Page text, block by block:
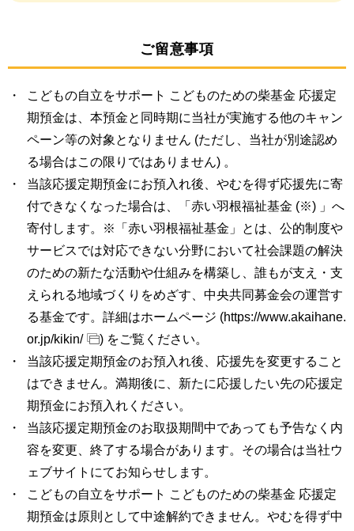
ご留意事項
こどもの自立をサポート こどものための柴基金 応援定
期預金は、本預金と同時期に当社が実施する他のキャン
ペーン等の対象となりません (ただし、当社が別途認め
る場合はこの限りではありません) 。
当該応援定期預金にお預入れ後、やむを得ず応援先に寄
付できなくなった場合は、「赤い羽根福祉基金 (※) 」へ
寄付します。※「赤い羽根福祉基金」とは、公的制度や
サービスでは対応できない分野において社会課題の解決
のための新たな活動や仕組みを構築し、誰もが支え・支
えられる地域づくりをめざす、中央共同募金会の運営す
る基金です。詳細はホームページ (https://www.akaihane.
or.jp/kikin/
) をご覧ください。
当該応援定期預金のお預入れ後、応援先を変更すること
はできません。満期後に、新たに応援したい先の応援定
期預金にお預入れください。
当該応援定期預金のお取扱期間中であっても予告なく内
容を変更、終了する場合があります。その場合は当社ウ
ェブサイトにてお知らせします。
こどもの自立をサポート こどものための柴基金 応援定
期預金は原則として中途解約できません。やむを得ず中